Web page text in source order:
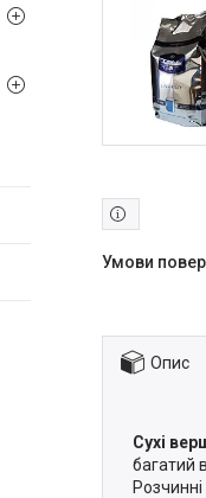
Опис
Сухі
багатий